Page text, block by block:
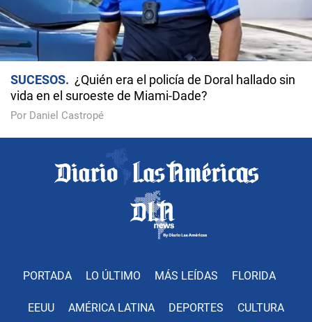
SUCESOS
¿Quién era el policía de Doral hallado sin
vida en el suroeste de Miami-Dade?
Por Daniel Castropé
PORTADA LO ÚLTIMO MÁS LEÍDAS FLORIDA
EEUU AMÉRICA LATINA DEPORTES CULTURA